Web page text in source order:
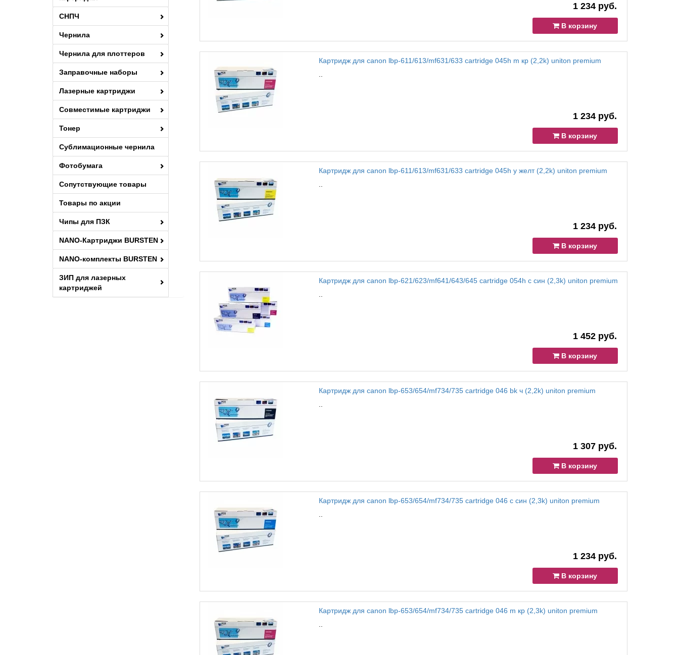
MF641
MF643
MF645
MF732
MF734
MF8040
MF8050
MF8080
MF8330
MF8360
MF8540
MF8550
MF8580
716C
716Y
718BK
718C
718Y
731HBK
731M
731Y
LBP2510
LBP5500
СНПЧ
Чернила
Чернила для плоттеров
Заправочные наборы
Лазерные картриджи
Совместимые картриджи
Тонер
Сублимационные чернила
Фотобумага
Сопутствующие товары
Товары по акции
Чипы для ПЗК
NANO-Картриджи BURSTEN
NANO-комплекты BURSTEN
ЗИП для лазерных
картриджей
1 234 руб.
В корзину
Картридж для canon lbp-611/613/mf631/633 cartridge 045h m кр (2,2k) uniton premium
..
1 234 руб.
В корзину
Картридж для canon lbp-611/613/mf631/633 cartridge 045h y желт (2,2k) uniton premium
..
1 234 руб.
В корзину
Картридж для canon lbp-621/623/mf641/643/645 cartridge 054h c син (2,3k) uniton premium
..
1 452 руб.
В корзину
Картридж для canon lbp-653/654/mf734/735 cartridge 046 bk ч (2,2k) uniton premium
..
1 307 руб.
В корзину
Картридж для canon lbp-653/654/mf734/735 cartridge 046 c син (2,3k) uniton premium
..
1 234 руб.
В корзину
Картридж для canon lbp-653/654/mf734/735 cartridge 046 m кр (2,3k) uniton premium
..